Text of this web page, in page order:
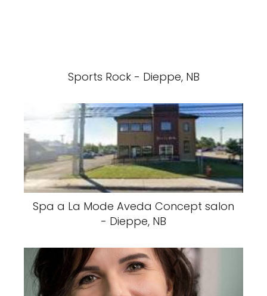
Sports Rock - Dieppe, NB
Spa a La Mode Aveda Concept salon
- Dieppe, NB